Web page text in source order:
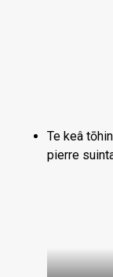
Te keâ
pierre